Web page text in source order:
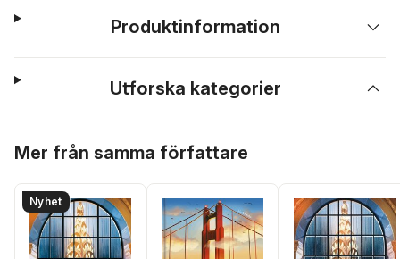
Produktinformation
Utforska kategorier
Mer från samma författare
Nyhet